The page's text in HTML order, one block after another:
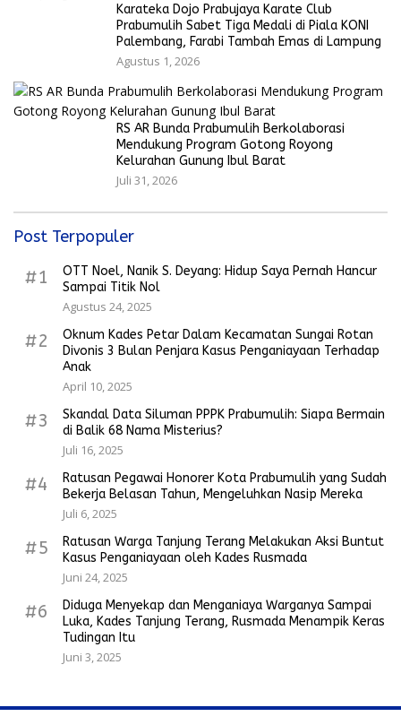
Karateka Dojo Prabujaya Karate Club
Prabumulih Sabet Tiga Medali di Piala KONI
Palembang, Farabi Tambah Emas di Lampung
Agustus 1, 2026
RS AR Bunda Prabumulih Berkolaborasi
Mendukung Program Gotong Royong
Kelurahan Gunung Ibul Barat
Juli 31, 2026
Post Terpopuler
#1
OTT Noel, Nanik S. Deyang: Hidup Saya Pernah Hancur
Sampai Titik Nol
Agustus 24, 2025
#2
Oknum Kades Petar Dalam Kecamatan Sungai Rotan
Divonis 3 Bulan Penjara Kasus Penganiayaan Terhadap
Anak
April 10, 2025
#3
Skandal Data Siluman PPPK Prabumulih: Siapa Bermain
di Balik 68 Nama Misterius?
Juli 16, 2025
#4
Ratusan Pegawai Honorer Kota Prabumulih yang Sudah
Bekerja Belasan Tahun, Mengeluhkan Nasip Mereka
Juli 6, 2025
#5
Ratusan Warga Tanjung Terang Melakukan Aksi Buntut
Kasus Penganiayaan oleh Kades Rusmada
Juni 24, 2025
#6
Diduga Menyekap dan Menganiaya Warganya Sampai
Luka, Kades Tanjung Terang, Rusmada Menampik Keras
Tudingan Itu
Juni 3, 2025